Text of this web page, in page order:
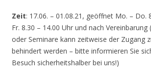
Zeit: 17.06. – 01.08.21, geöffnet Mo. – Do.
Fr. 8.30 – 14.00 Uhr und nach Vereinbarung
oder Seminare kann zeitweise der Zugang
behindert werden – bitte informieren Sie
Besuch sicherheitshalber bei uns!)